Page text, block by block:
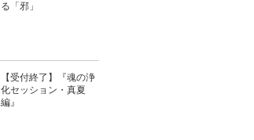
る「邪」
【受付終了】『魂の浄
化セッション・真夏
編』